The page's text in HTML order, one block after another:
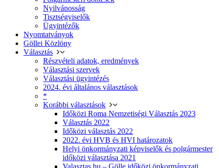
Nyilvánosság
Tisztségviselők
Ügyintézők
Nyomtatványok
Göllei Közlöny
Választás
Részvételi adatok, eredmények
Választási szervek
Választási ügyintézés
2024. évi általános választások
*
Korábbi választások
Időközi Roma Nemzetiségi Választás 2023
Választás 2022
Időközi választás 2022
2022. évi HVB és HVI határozatok
Helyi önkormányzati képviselők és polgármester
időközi választása 2021
Valasztas.hu – Gölle időközi önkormányzati